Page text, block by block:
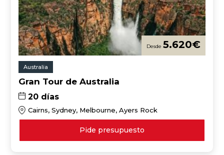
5.620€
Australia
Gran Tour de Australia
20 días
Cairns, Sydney, Melbourne, Ayers Rock
Pide presupuesto